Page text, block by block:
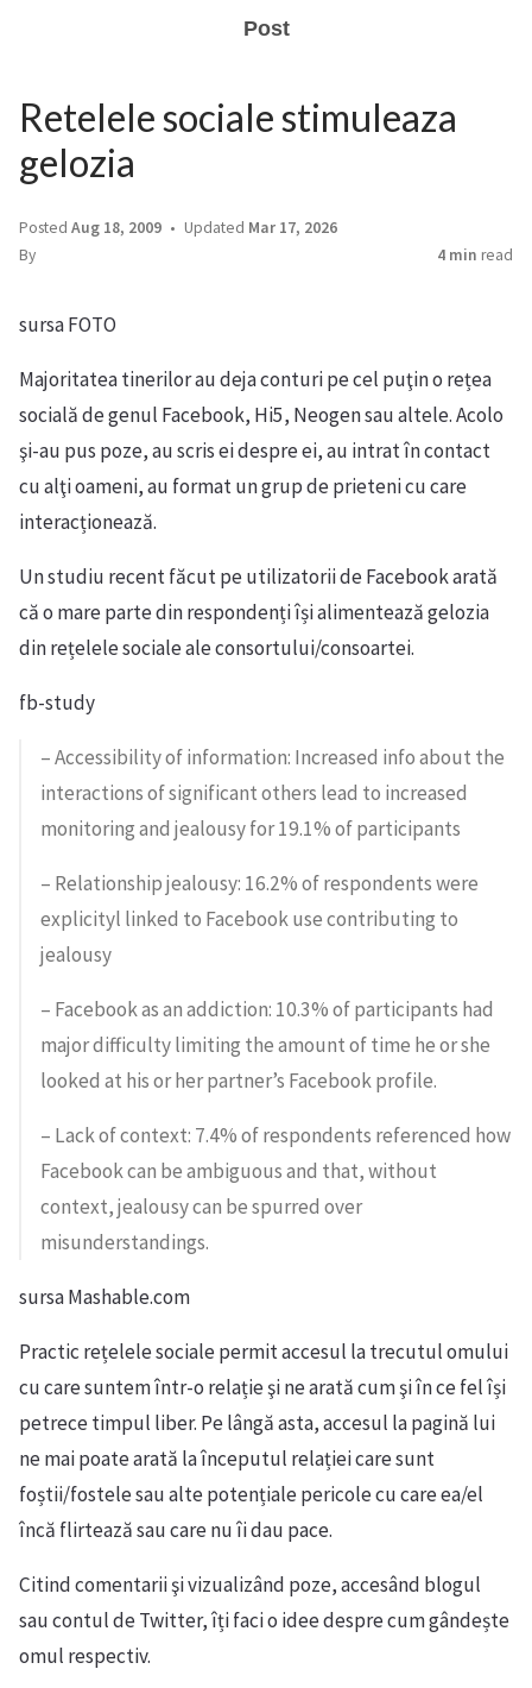
Post
Retelele sociale stimuleaza
gelozia
Posted Aug 18, 2009 Updated Mar 17, 2026
By
4 min read
sursa FOTO
Majoritatea tinerilor au deja conturi pe cel puţin o rețea
socială de genul Facebook, Hi5, Neogen sau altele. Acolo
şi-au pus poze, au scris ei despre ei, au intrat în contact
cu alţi oameni, au format un grup de prieteni cu care
interacționează.
Un studiu recent făcut pe utilizatorii de Facebook arată
că o mare parte din respondenți își alimentează gelozia
din rețelele sociale ale consortului/consoartei.
fb-study
– Accessibility of information: Increased info about the
interactions of significant others lead to increased
monitoring and jealousy for 19.1% of participants
– Relationship jealousy: 16.2% of respondents were
explicityl linked to Facebook use contributing to
jealousy
– Facebook as an addiction: 10.3% of participants had
major difficulty limiting the amount of time he or she
looked at his or her partner’s Facebook profile.
– Lack of context: 7.4% of respondents referenced how
Facebook can be ambiguous and that, without
context, jealousy can be spurred over
misunderstandings.
sursa Mashable.com
Practic rețelele sociale permit accesul la trecutul omului
cu care suntem într-o relație şi ne arată cum şi în ce fel își
petrece timpul liber. Pe lângă asta, accesul la pagină lui
ne mai poate arată la începutul relației care sunt
foștii/fostele sau alte potențiale pericole cu care ea/el
încă flirtează sau care nu îi dau pace.
Citind comentarii şi vizualizând poze, accesând blogul
sau contul de Twitter, îți faci o idee despre cum gândește
omul respectiv.